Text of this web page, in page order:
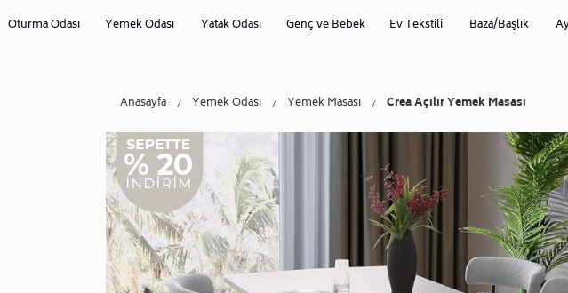
Oturma Odası Yemek Odası Yatak Odası Genç ve Bebek Ev Tekstili Baza/Başlık
Anasayfa Yemek Odası Yemek Masası Crea Açılır Yemek Masası